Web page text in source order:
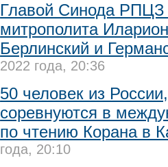
Главой Синода РПЦЗ
митрополита
Берлинский и
2022 года, 20:36
50 человек из
соревнуются в
по чтению Корана в
года, 20:10